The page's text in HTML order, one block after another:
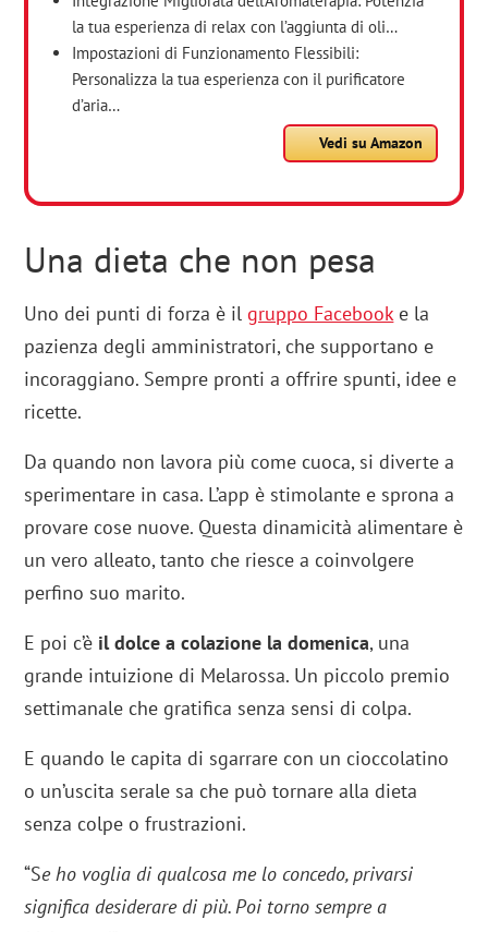
la tua esperienza di relax con l’aggiunta di oli…
Impostazioni di Funzionamento Flessibili:
Personalizza la tua esperienza con il purificatore
d’aria…
Vedi su Amazon
Una dieta che non pesa
Uno dei punti di forza è ilgruppo Facebooke la
pazienza degli amministratori, che supportano e
incoraggiano. Sempre pronti a offrire spunti, idee e
ricette.
Da quando non lavora più come cuoca, si diverte a
sperimentare in casa. L’app è stimolante e sprona a
provare cose nuove. Questa dinamicità alimentare è
un vero alleato, tanto che riesce a coinvolgere
perfino suo marito.
E poi c’è il dolce a colazione la domenica, una
grande intuizione di Melarossa. Un piccolo premio
settimanale che gratifica senza sensi di colpa.
E quando le capita di sgarrare con un cioccolatino
o un’uscita serale sa che può tornare alla dieta
senza colpe o frustrazioni.
“Se ho voglia di qualcosa me lo concedo, privarsi
significa desiderare di più. Poi torno sempre a